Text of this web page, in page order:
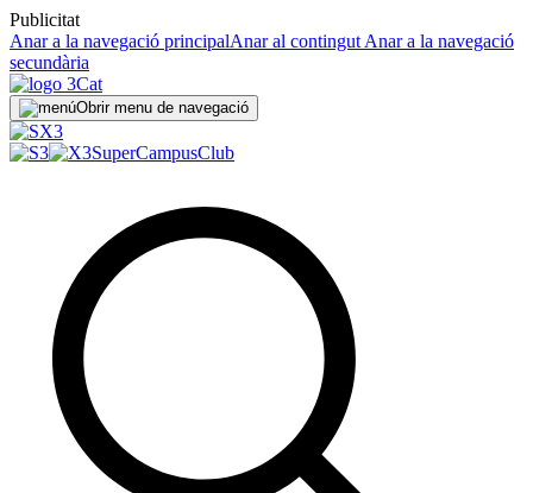
Publicitat
Anar a la navegació principalAnar al contingut Anar a la navegació
secundària
Obrir menu de navegació
SuperCampusClub